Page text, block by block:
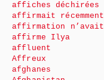
affiches déchirées
affirmait récemment
affirmation n’avait
affirme Ilya
affluent
Affreux
afghanes